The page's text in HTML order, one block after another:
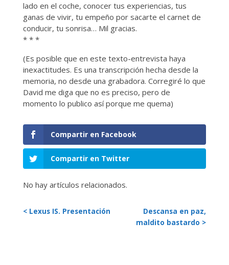
lado en el coche, conocer tus experiencias, tus
ganas de vivir, tu empeño por sacarte el carnet de
conducir, tu sonrisa… Mil gracias.
* * *
(Es posible que en este texto-entrevista haya
inexactitudes. Es una transcripción hecha desde la
memoria, no desde una grabadora. Corregiré lo que
David me diga que no es preciso, pero de
momento lo publico así porque me quema)
Compartir en Facebook
Compartir en Twitter
No hay artículos relacionados.
< Lexus IS. Presentación
Descansa en paz,
maldito bastardo >